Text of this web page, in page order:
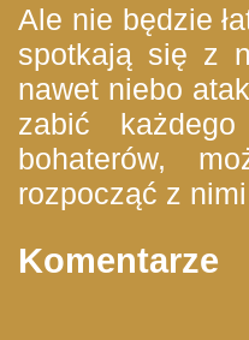
Ale nie będzie
spotkają się z
nawet niebo
zabić
bohaterów,
rozpocząć z
Komentarze